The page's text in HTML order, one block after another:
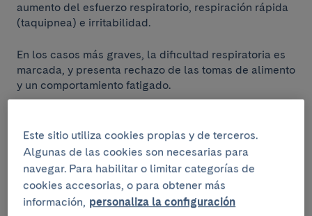
aumento del esfuerzo respiratorio, respiración rápida
(taquipnea) e irritabilidad.
En los casos más graves, la dificultad respiratoria es
marcada, y presenta rechazo de las tomas de alimento
y un comportamiento fatigado.
segundos) pueden ser un síntoma de bronquiolitis,
sobre todo en lactantes pequeños y prematuros, y
constituyen un factor de riesgo importante para
desarrollar un cuadro grave. El VRS puede producir
pausas de apnea en lactantes, incluso sin signos de
bronquiolitis.
Este sitio utiliza cookies propias y de terceros.
Algunas de las cookies son necesarias para
navegar. Para habilitar o limitar categorías de
cookies accesorias, o para obtener más
información, personaliza la configuración